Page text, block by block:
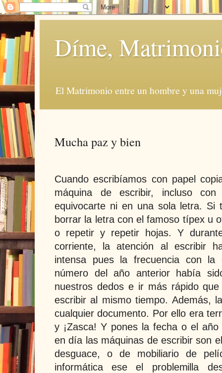
Díme,
El Matrimonio entre un hombre y una
Mucha paz y bien
Cuando escribíamos con papel
máquina de escribir, incluso
equivocarte ni en una sola letra. Si
borrar la letra con el famoso típex u
o repetir y repetir hojas. Y
corriente, la atención al escribir
intensa pues la frecuencia con la
número del año anterior había
nuestros dedos e ir más rápido
escribir al mismo tiempo. Además,
cualquier documento. Por ello era
y ¡Zasca! Y pones la fecha o el
en día las máquinas de escribir son
desguace, o de mobiliario de
informática ese el problemilla